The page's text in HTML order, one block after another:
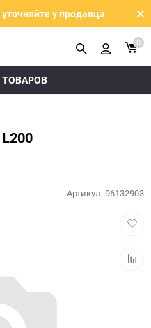
у продавца
ТОВАРОВ
0
Артикул:96132903